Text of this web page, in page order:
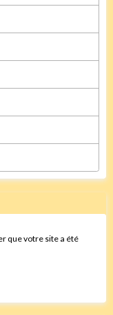
que votre site a été